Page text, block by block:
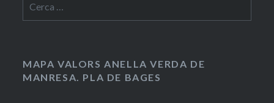
MAPA VALORS ANELLA VERDA DE
MANRESA. PLA DE BAGES